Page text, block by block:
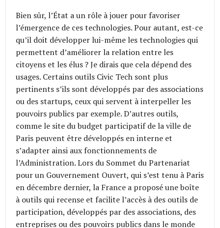
Bien sûr, l’État a un rôle à jouer pour favoriser
l’émergence de ces technologies. Pour autant, est-ce
qu’il doit développer lui-même les technologies qui
permettent d’améliorer la relation entre les
citoyens et les élus ? Je dirais que cela dépend des
usages. Certains outils Civic Tech sont plus
pertinents s’ils sont développés par des associations
ou des startups, ceux qui servent à interpeller les
pouvoirs publics par exemple. D’autres outils,
comme le site du budget participatif de la ville de
Paris peuvent être développés en interne et
s’adapter ainsi aux fonctionnements de
l’Administration. Lors du Sommet du Partenariat
pour un Gouvernement Ouvert, qui s’est tenu à Paris
en décembre dernier, la France a proposé une boîte
à outils qui recense et facilite l’accès à des outils de
participation, développés par des associations, des
entreprises ou des pouvoirs publics dans le monde